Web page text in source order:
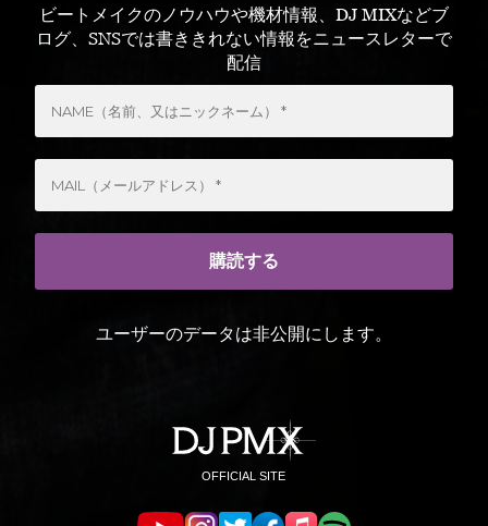
ビートメイクのノウハウや機材情報、DJ MIXなどブ
ログ、SNSでは書ききれない情報をニュースレターで
配信
ユーザーのデータは非公開にします。